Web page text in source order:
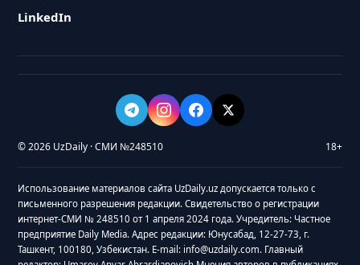
LinkedIn
© 2026 UzDaily · СМИ №248510 18+
Использование материалов сайта UzDaily.uz допускается только с
письменного разрешения редакции. Свидетельство о регистрации
интернет-СМИ № 248510 от 1 апреля 2024 года. Учредитель: Частное
предприятие Daily Media. Адрес редакции: Юнусабад, 12-27-73, г.
Ташкент, 100180, Узбекистан. E-mail: info@uzdaily.com. Главный